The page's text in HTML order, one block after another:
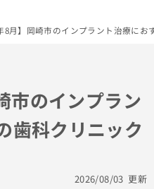
8月】岡崎市のインプラント治療に
市のインプラン
歯科クリニック
2026/08/03 更新